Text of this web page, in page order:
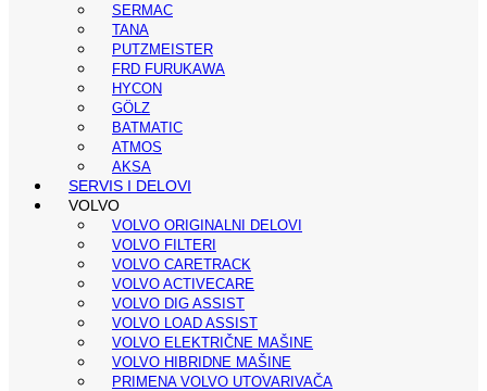
SERMAC
TANA
PUTZMEISTER
FRD FURUKAWA
HYCON
GÖLZ
BATMATIC
ATMOS
AKSA
SERVIS I DELOVI
VOLVO
VOLVO ORIGINALNI DELOVI
VOLVO FILTERI
VOLVO CARETRACK
VOLVO ACTIVECARE
VOLVO DIG ASSIST
VOLVO LOAD ASSIST
VOLVO ELEKTRIČNE MAŠINE
VOLVO HIBRIDNE MAŠINE
PRIMENA VOLVO UTOVARIVAČA